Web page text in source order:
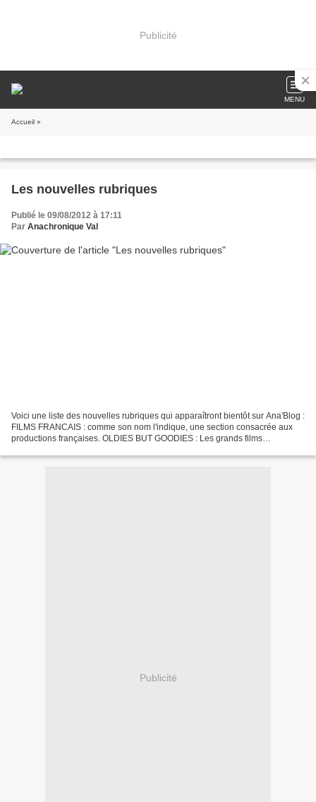
Publicité
MENU
Accueil »
Les nouvelles rubriques
Publié le 09/08/2012 à 17:11
Par Anachronique Val
Voici une liste des nouvelles rubriques qui apparaîtront bientôt sur Ana'Blog :
FILMS FRANCAIS : comme son nom l'indique, une section consacrée aux
productions françaises. OLDIES BUT GOODIES : Les grands films
Publicité